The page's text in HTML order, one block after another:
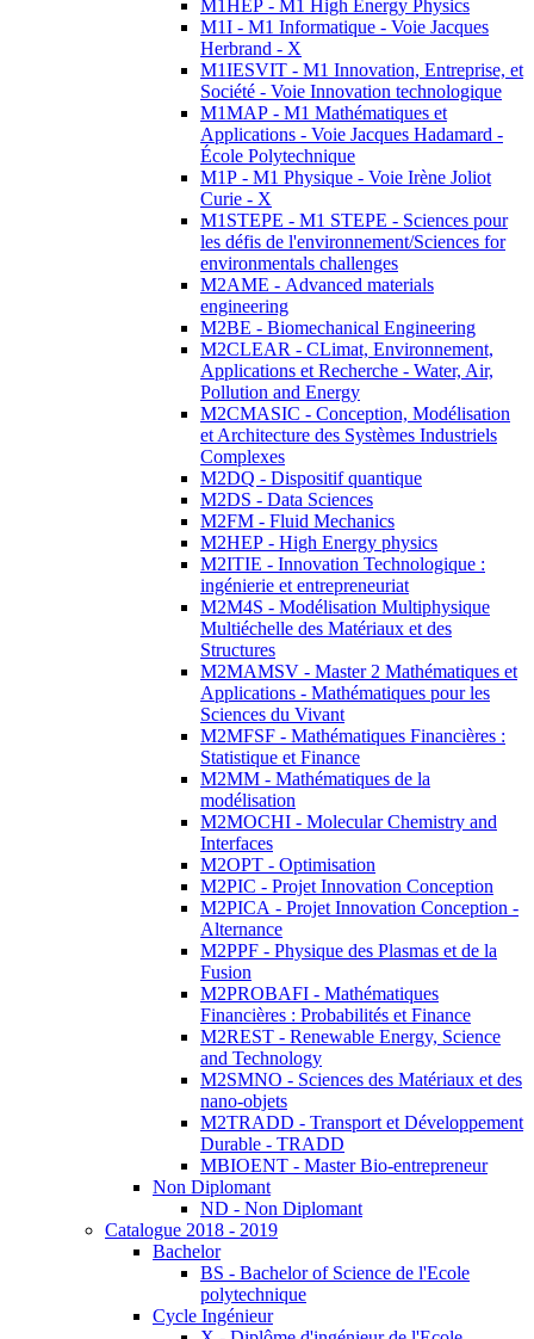
M1HEP - M1 High Energy Physics
M1I - M1 Informatique - Voie Jacques
Herbrand - X
M1IESVIT - M1 Innovation, Entreprise, et
Société - Voie Innovation technologique
M1MAP - M1 Mathématiques et
Applications - Voie Jacques Hadamard -
École Polytechnique
M1P - M1 Physique - Voie Irène Joliot
Curie - X
M1STEPE - M1 STEPE - Sciences pour
les défis de l'environnement/Sciences for
environmentals challenges
M2AME - Advanced materials
engineering
M2BE - Biomechanical Engineering
M2CLEAR - CLimat, Environnement,
Applications et Recherche - Water, Air,
Pollution and Energy
M2CMASIC - Conception, Modélisation
et Architecture des Systèmes Industriels
Complexes
M2DQ - Dispositif quantique
M2DS - Data Sciences
M2FM - Fluid Mechanics
M2HEP - High Energy physics
M2ITIE - Innovation Technologique :
ingénierie et entrepreneuriat
M2M4S - Modélisation Multiphysique
Multiéchelle des Matériaux et des
Structures
M2MAMSV - Master 2 Mathématiques et
Applications - Mathématiques pour les
Sciences du Vivant
M2MFSF - Mathématiques Financières :
Statistique et Finance
M2MM - Mathématiques de la
modélisation
M2MOCHI - Molecular Chemistry and
Interfaces
M2OPT - Optimisation
M2PIC - Projet Innovation Conception
M2PICA - Projet Innovation Conception -
Alternance
M2PPF - Physique des Plasmas et de la
Fusion
M2PROBAFI - Mathématiques
Financières : Probabilités et Finance
M2REST - Renewable Energy, Science
and Technology
M2SMNO - Sciences des Matériaux et des
nano-objets
M2TRADD - Transport et Développement
Durable - TRADD
MBIOENT - Master Bio-entrepreneur
Non Diplomant
ND - Non Diplomant
Catalogue 2018 - 2019
Bachelor
BS - Bachelor of Science de l'Ecole
polytechnique
Cycle Ingénieur